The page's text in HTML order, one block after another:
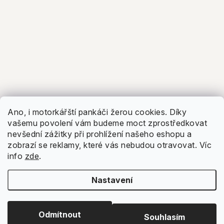
Ano, i motorkářští pankáči žerou cookies. Díky
vašemu povolení vám budeme moct zprostředkovat
nevšední zážitky při prohlížení našeho eshopu a
zobrazí se reklamy, které vás nebudou otravovat. Víc
info zde.
Nastavení
Odmítnout Souhlasím